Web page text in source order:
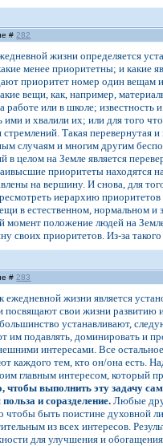
# 282
жизни определяется
менее приоритетны; и
приоритет номер один вещам
вещи, как, например,
работе или в школе;
и хвалили их; или для того
Такая
случаям и многим другим
в целом на Земле является
приоритеты находятся
на вершину. И снова, для
иерархию
в естественном, нормальном
положение людей на
своих приоритетов. Из-за
# 283
жизни является
посвящают свои жизни
устанавливают,
им подавлять, доминировать и
интересами. Все
каждого тем, кто он/она есть.
главным интересом, который
чтобы выполнить эту задачу
и соразделение.Любые
быть поистине духовной
из всех интересов.
для улучшения и